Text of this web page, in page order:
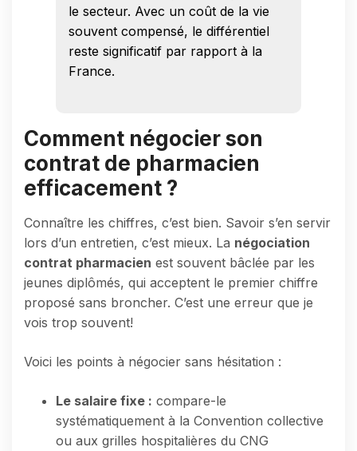
le secteur. Avec un coût de la vie
souvent compensé, le différentiel
reste significatif par rapport à la
France.
Comment négocier son
contrat de pharmacien
efficacement ?
Connaître les chiffres, c’est bien. Savoir s’en servir
lors d’un entretien, c’est mieux. La négociation
contrat pharmacien est souvent bâclée par les
jeunes diplômés, qui acceptent le premier chiffre
proposé sans broncher. C’est une erreur que je
vois trop souvent!
Voici les points à négocier sans hésitation :
Le salaire fixe : compare-le
systématiquement à la Convention collective
ou aux grilles hospitalières du CNG